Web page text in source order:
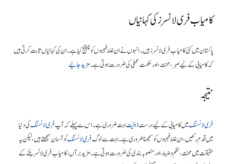
کامیاب فری لانسرز کی کہانیاں
پاکستان میں کئی کامیاب فری لانسرز ہیں۔ انہوں نے ان غلط فہمیوں کو چیلنج کیا ہے۔ ان کی کہانیاں ثابت کرتی ہیں
کہ کامیابی کے لیے صبر، محنت، اور حکمت عملی کی ضرورت ہوتی ہے۔مزید جانیے
نتیجہ
فری لانسنگمیں کامیابی کے لیے درستذہنیتبہت ضروری ہے۔ اس سے پہلے کہ آپفری لانسنگکی دنیا
میں قدم رکھیں، ان غلط فہمیوں کو سمجھنا ضروری ہے۔ بہت سے لوگفری لانسنگکو آسان سمجھتے ہیں، لیکن یہ
حقیقت میں محنت، نظم و ضبط، اور منصوبہ بندی کی ضرورت ہوتی ہے۔ مزید برآں، کامیاب فری لانسر بننے کے